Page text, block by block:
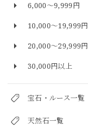
6,000～9,999円
10,000～19,999円
20,000～29,999円
30,000円以上
宝石・ルース一覧
天然石一覧